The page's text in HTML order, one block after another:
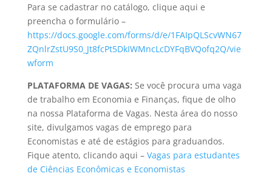
Para se cadastrar no catálogo, clique aqui e
preencha o formulário –
https://docs.google.com/forms/d/e/1FAIpQLScvWN67
ZQnlrZstU9S0_Jt8fcPt5DkIWMncLcDYFqBVQofq2Q/vie
wform
PLATAFORMA DE VAGAS: Se você procura uma vaga
de trabalho em Economia e Finanças, fique de olho
na nossa Plataforma de Vagas. Nesta área do nosso
site, divulgamos vagas de emprego para
Economistas e até de estágios para graduandos.
Fique atento, clicando aqui – Vagas para estudantes
de Ciências Econômicas e Economistas